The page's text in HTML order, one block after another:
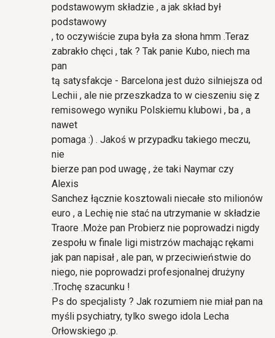
podstawowym składzie , a jak skład był
podstawowy
, to oczywiście zupa była za słona hmm .Teraz
zabrakło chęci , tak ? Tak panie Kubo, niech ma
pan
tą satysfakcje - Barcelona jest dużo silniejsza od
Lechii , ale nie przeszkadza to w cieszeniu się z
remisowego wyniku Polskiemu klubowi , ba , a
nawet
pomaga :) . Jakoś w przypadku takiego meczu,
nie
bierze pan pod uwagę , że taki Naymar czy
Alexis
Sanchez łącznie kosztowali niecałe sto milionów
euro , a Lechię nie stać na utrzymanie w składzie
Traore .Może pan Probierz nie poprowadzi nigdy
zespołu w finale ligi mistrzów machając rękami
jak pan napisał , ale pan, w przeciwieństwie do
niego, nie poprowadzi profesjonalnej drużyny
.Trochę szacunku !
Ps do specjalisty ? Jak rozumiem nie miał pan na
myśli psychiatry, tylko swego idola Lecha
Orłowskiego ;p.